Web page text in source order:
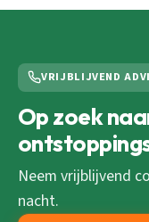
VRIJBLIJVEND
Op zoek
Neem vrijblijvend
nacht.